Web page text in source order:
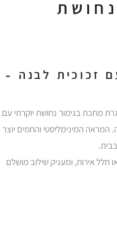
זכוכית לבנה –
מתכת בגימור נחושת יוקרתי עם
המראה המינימליסטי והחמים יוצר
חלל אירוח, ומעניק שילוב מושלם